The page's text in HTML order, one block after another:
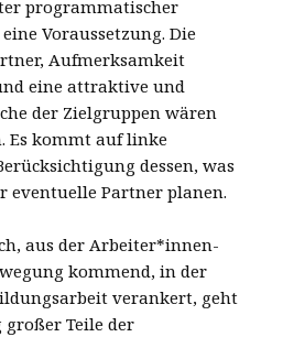
programmatischer
Voraussetzung. Die
Aufmerksamkeit
eine attraktive und
der Zielgruppen wären
Es kommt auf linke
dessen, was
eventuelle Partner planen.
aus der Arbeiter*innen-
kommend, in der
verankert, geht
großer Teile der